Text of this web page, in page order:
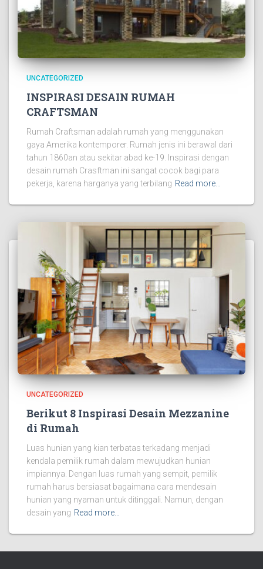
UNCATEGORIZED
INSPIRASI DESAIN RUMAH
CRAFTSMAN
Rumah Craftsman adalah rumah yang menggunakan
gaya Amerika kontemporer. Rumah jenis ini berawal dari
tahun 1860an atau sekitar abad ke-19. Inspirasi dengan
desain rumah Crasftman ini sangat cocok bagi para
pekerja, karena harganya yang terbilang Read more…
UNCATEGORIZED
Berikut 8 Inspirasi Desain Mezzanine
di Rumah
Luas hunian yang kian terbatas terkadang menjadi
kendala pemilik rumah dalam mewujudkan hunian
impiannya. Dengan luas rumah yang sempit, pemilik
rumah harus bersiasat bagaimana cara mendesain
hunian yang nyaman untuk ditinggali. Namun, dengan
desain yang Read more…